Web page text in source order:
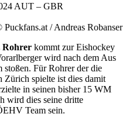
AUT – GBR
/ Andreas Robanser
Rohrer kommt zur Eishockey
wird nach dem Aus
Für Rohrer der die
Zürich spielte ist dies damit
in seinen bisher 15 WM
wird dies seine dritte
Team sein.